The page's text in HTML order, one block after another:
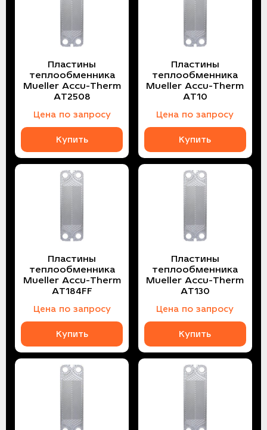
Пластины
теплообменника
Mueller Accu-Therm
AT2508
Цена по запросу
Купить
Пластины
теплообменника
Mueller Accu-Therm
AT10
Цена по запросу
Купить
Пластины
теплообменника
Mueller Accu-Therm
AT184FF
Цена по запросу
Купить
Пластины
теплообменника
Mueller Accu-Therm
AT130
Цена по запросу
Купить